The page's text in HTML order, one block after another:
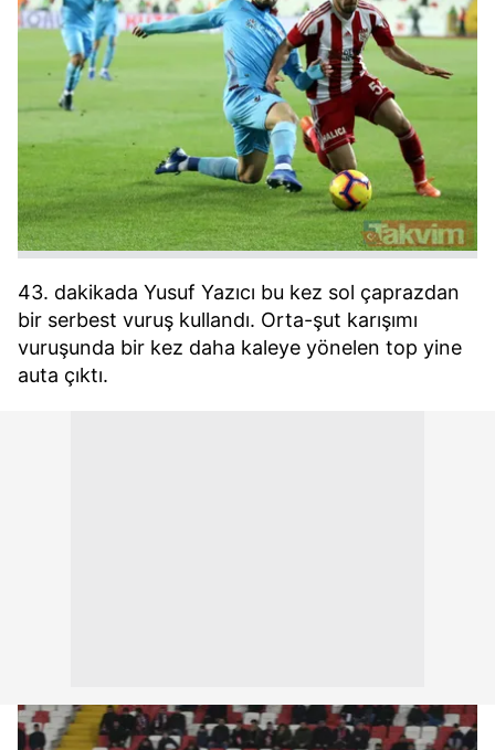
43. dakikada Yusuf Yazıcı bu kez sol çaprazdan
bir serbest vuruş kullandı. Orta-şut karışımı
vuruşunda bir kez daha kaleye yönelen top yine
auta çıktı.